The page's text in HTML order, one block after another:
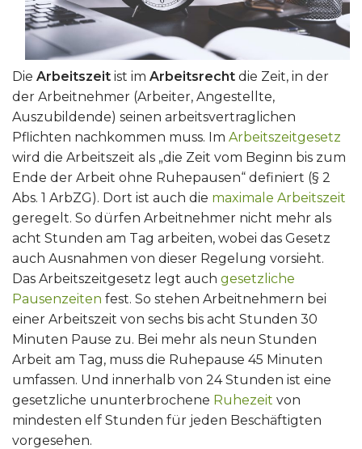
Die Arbeitszeit ist im Arbeitsrecht die Zeit, in der
der Arbeitnehmer (Arbeiter, Angestellte,
Auszubildende) seinen arbeitsvertraglichen
Pflichten nachkommen muss. Im Arbeitszeitgesetz
wird die Arbeitszeit als „die Zeit vom Beginn bis zum
Ende der Arbeit ohne Ruhepausen“ definiert (§ 2
Abs. 1 ArbZG). Dort ist auch die maximale Arbeitszeit
geregelt. So dürfen Arbeitnehmer nicht mehr als
acht Stunden am Tag arbeiten, wobei das Gesetz
auch Ausnahmen von dieser Regelung vorsieht.
Das Arbeitszeitgesetz legt auch gesetzliche
Pausenzeiten fest. So stehen Arbeitnehmern bei
einer Arbeitszeit von sechs bis acht Stunden 30
Minuten Pause zu. Bei mehr als neun Stunden
Arbeit am Tag, muss die Ruhepause 45 Minuten
umfassen. Und innerhalb von 24 Stunden ist eine
gesetzliche ununterbrochene Ruhezeit von
mindesten elf Stunden für jeden Beschäftigten
vorgesehen.